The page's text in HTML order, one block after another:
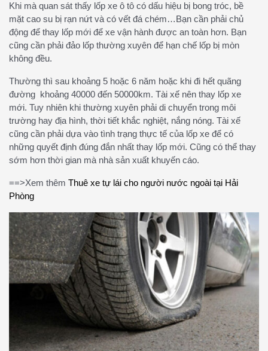
Khi mà quan sát thấy lốp xe ô tô có dấu hiệu bị bong tróc, bề
mặt cao su bị rạn nứt và có vết đá chém…Bạn cần phải chủ
động để thay lốp mới để xe vận hành được an toàn hơn. Bạn
cũng cần phải đảo lốp thường xuyên để hạn chế lốp bị mòn
không đều.
Thường thì sau khoảng 5 hoặc 6 năm hoặc khi đi hết quãng
đường khoảng 40000 đến 50000km. Tài xế nên thay lốp xe
mới. Tuy nhiên khi thường xuyên phải di chuyển trong môi
trường hay địa hình, thời tiết khắc nghiệt, nắng nóng. Tài xế
cũng cần phải dựa vào tình trạng thực tế của lốp xe để có
những quyết định đúng đắn nhất thay lốp mới. Cũng có thể thay
sớm hơn thời gian mà nhà sản xuất khuyến cáo.
==>Xem thêm Thuê xe tự lái cho người nước ngoài tại Hải
Phòng